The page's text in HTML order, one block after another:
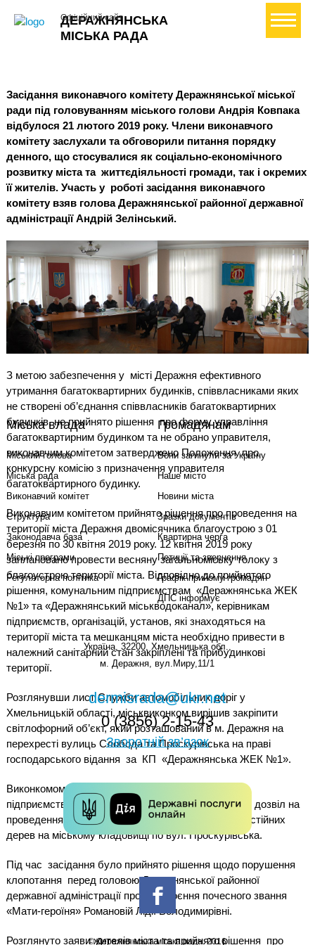
ДЕРАЖНЯНСЬКА
МІСЬКА РАДА
Офіційний сайт+ Створити петицію
Засідання виконавчого комітету Деражнянської міської
ради під головуванням міського голови Андрія Ковпака
відбулося 21 лютого 2019 року. Члени виконавчого
комітету заслухали та обговорили питання порядку
денного, що стосувалися як соціально-економічного
розвитку міста та життєдіяльності громади, так і окремих
її жителів. Участь у роботі засідання виконавчого
комітету взяв голова Деражнянської районної державної
адміністрації Андрій Зелінський.
З метою забезпечення у місті Деражня ефективного
утримання багатоквартирних будинків, співвласниками яких
не створені об’єднання співвласників багатоквартирних
будинків, не прийнято рішення про форму управління
багатоквартирним будинком та не обрано управителя,
виконавчим комітетом затверджено Положення про
конкурсну комісію з призначення управителя
багатоквартирного будинку.
Виконавчим комітетом прийнято рішення про проведення на
території міста Деражня двомісячника благоустрою з 01
березня по 30 квітня 2019 року. 12 квітня 2019 року
заплановано провести весняну загальноміську толоку з
благоустрою території міста. Відповідно до прийнятого
рішення, комунальним підприємствам «Деражнянська ЖЕК
№1» та «Деражнянський міськводоканал», керівникам
підприємств, організацій, установ, які знаходяться на
території міста та мешканцям міста необхідно привести в
належний санітарний стан закріплені та прибудинкові
території.
Розглянувши лист Служби автомобільних доріг у
Хмельницькій області, міськвиконком вирішив закріпити
світлофорний об’єкт, який розташований в м. Деражня на
перехресті вулиць Слобода та Проскурівська на праві
господарського відання за КП «Деражнянська ЖЕК №1».
Виконкомом розглянуто клопотання комунального
підприємства «Деражнянська ЖЕК №1» та надано дозвіл на
проведення робіт по видаленню аварійних та сухостійних
дерев на міському кладовищі по вул. Проскурівська.
Під час засідання було прийнято рішення щодо порушення
клопотання перед головою Деражнянської районної
державної адміністрації про присвоєння почесного звання
«Мати-героїня» Романовій Лідії Володимирівні.
Розглянуто заяви жителів міста та прийнято рішення про
Міська влада
Міський голова
Міська рада
Виконавчий комітет
Структура
Законодавча база
Міські програми
Регуляторна політика
Громадянам
Вони загинули за Україну
Наше місто
Новини міста
Зразки документів
Квартирна черга
Петиції та звернення
Графік прийому громадян
ДПС інформує
Україна, 32200, Хмельницька обл.,
м. Деражня, вул.Миру,11/1
dermisrada@ukr.net
0 (3856) 2-15-43
Зворотній зв’язок
© Деражнянська міська рада. 2016